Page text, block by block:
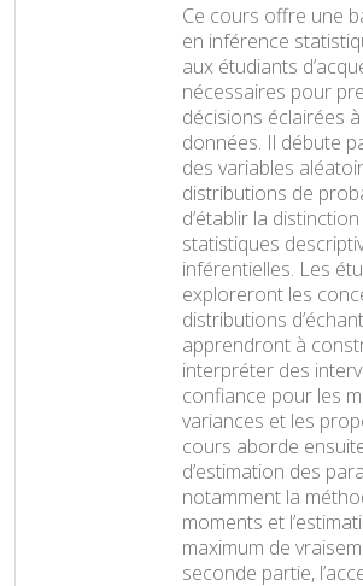
Ce cours offre une
en inférence
aux étudiants
nécessaires pour
décisions éclairées
données. Il débute
des variables
distributions de
d’établir la
statistiques
inférentielles. Les
exploreront les
distributions
apprendront à
interpréter des
confiance pour les
variances et les
cours aborde
d’estimation des
notamment la
moments et
maximum de
seconde partie,